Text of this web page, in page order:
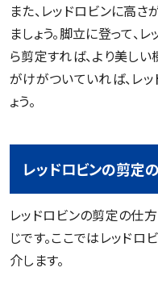
また、レッドロビンに高
ましょう。脚立に登って、
ら剪定すれば、より美し
がけがついていれば、レ
ょう。
レッドロビンの剪定
レッドロビンの剪定の仕
じです。ここではレッド
介します。